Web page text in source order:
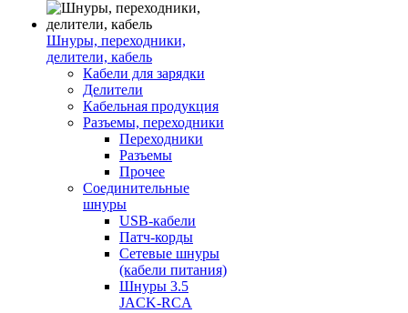
Шнуры, переходники,
делители, кабель
Кабели для зарядки
Делители
Кабельная продукция
Разъемы, переходники
Переходники
Разъемы
Прочее
Соединительные
шнуры
USB-кабели
Патч-корды
Сетевые шнуры
(кабели питания)
Шнуры 3.5
JACK-RCA